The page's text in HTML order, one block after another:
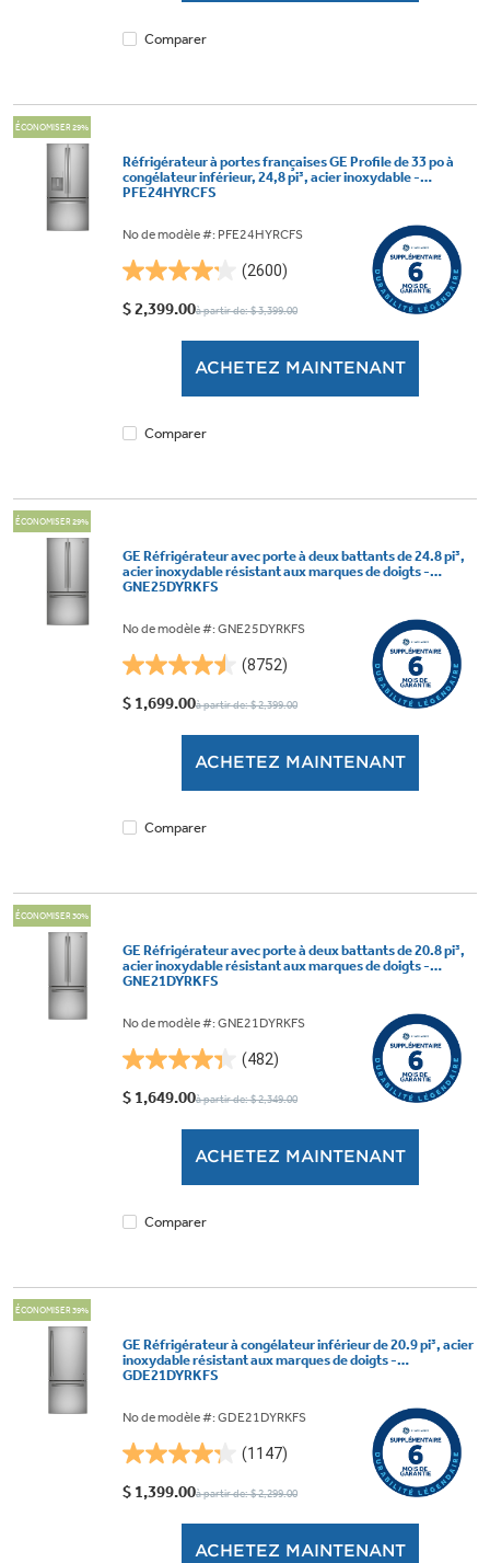
Comparer
ÉCONOMISER 29%
Réfrigérateur à portes françaises GE Profile de 33 po à
congélateur inférieur, 24,8 pi³, acier inoxydable -
PFE24HYRCFS
No de modèle #: PFE24HYRCFS
(2600)
4.2
étoile(s)
$ 2,399.00à partir de: $ 3,399.00
ACHETEZ MAINTENANT
Comparer
ÉCONOMISER 29%
GE Réfrigérateur avec porte à deux battants de 24.8 pi³,
acier inoxydable résistant aux marques de doigts -
GNE25DYRKFS
No de modèle #: GNE25DYRKFS
(8752)
4.5
étoile(s)
$ 1,699.00à partir de: $ 2,399.00
ACHETEZ MAINTENANT
Comparer
ÉCONOMISER 30%
GE Réfrigérateur avec porte à deux battants de 20.8 pi³,
acier inoxydable résistant aux marques de doigts -
GNE21DYRKFS
No de modèle #: GNE21DYRKFS
(482)
4.3
étoile(s)
$ 1,649.00à partir de: $ 2,349.00
ACHETEZ MAINTENANT
Comparer
ÉCONOMISER 39%
GE Réfrigérateur à congélateur inférieur de 20.9 pi³, acier
inoxydable résistant aux marques de doigts -
GDE21DYRKFS
No de modèle #: GDE21DYRKFS
(1147)
4.3
étoile(s)
$ 1,399.00à partir de: $ 2,299.00
ACHETEZ MAINTENANT